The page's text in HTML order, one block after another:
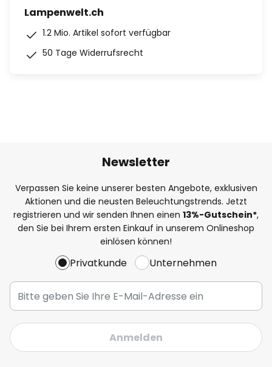
Lampenwelt.ch
1.2 Mio. Artikel sofort verfügbar
50 Tage Widerrufsrecht
Newsletter
Verpassen Sie keine unserer besten Angebote, exklusiven
Aktionen und die neusten Beleuchtungstrends. Jetzt
registrieren und wir senden Ihnen einen 13%-Gutschein*,
den Sie bei Ihrem ersten Einkauf in unserem Onlineshop
einlösen können!
Privatkunde Unternehmen
Anmelden